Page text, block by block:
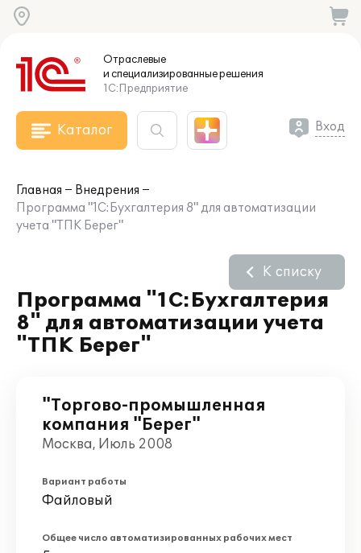
Отраслевые
и специализированныерешения
1С:Предприятие
Каталог Вход
Главная
Внедрения
Программа "1С:Бухгалтерия 8" для автоматизации
учета "ТПК Берег"
Программа "1С:Бухгалтерия
8" для автоматизации учета
"ТПК Берег"
К списку
"Торгово-промышленная
компания "Берег"
Москва, Июль 2008
Вариант работы
Файловый
Общее число автоматизированных рабочих мест